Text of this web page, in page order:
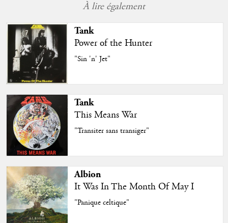
À lire également
Tank
Power of the Hunter
"Sin 'n' Jet"
Tank
This Means War
"Transiter sans transiger"
Albion
It Was In The Month Of May I
"Panique celtique"